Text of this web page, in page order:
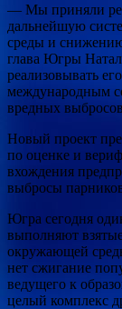
— Мы приняли
дальнейшую
среды и
глава Югры
реализовывать
международным
вредных
Новый проект
по оценке и
вхождения
выбросы
Югра сегодня
выполняют взятые
окружающей
нет сжигание
ведущего к
целый комплекс